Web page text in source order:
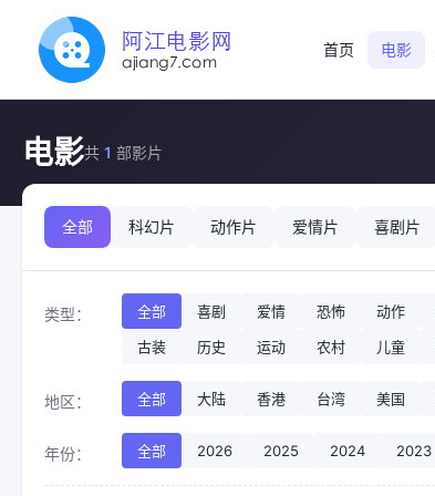
首页 电影
电影共 1 部影片
全部 科幻片 动作片 爱情片 喜剧片
类型： 全部 喜剧 爱情 恐怖 动作
古装
历史 运动 农村 儿童
地区： 全部 大陆 香港 台湾 美国
年份： 全部 2026 2025 2024 2023